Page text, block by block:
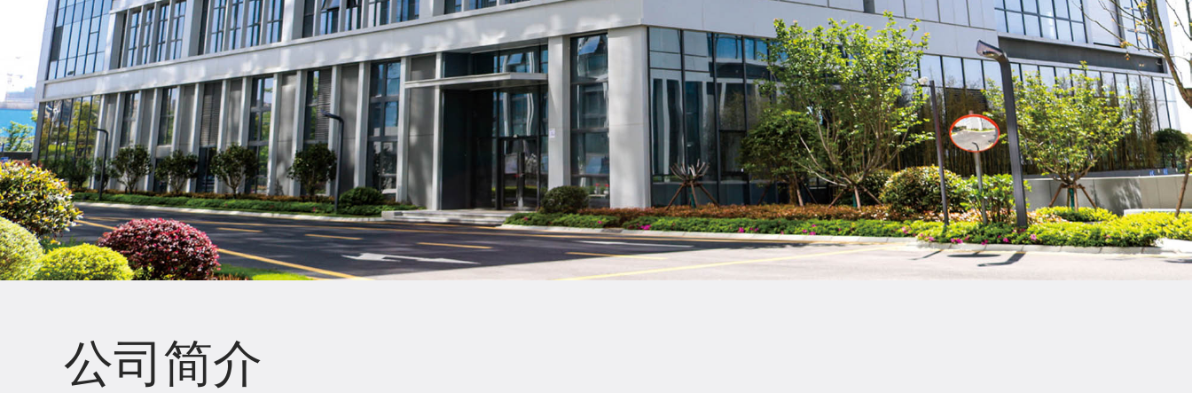
公司简介